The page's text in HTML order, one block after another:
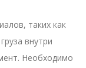
таких как
внутри
Необходимо